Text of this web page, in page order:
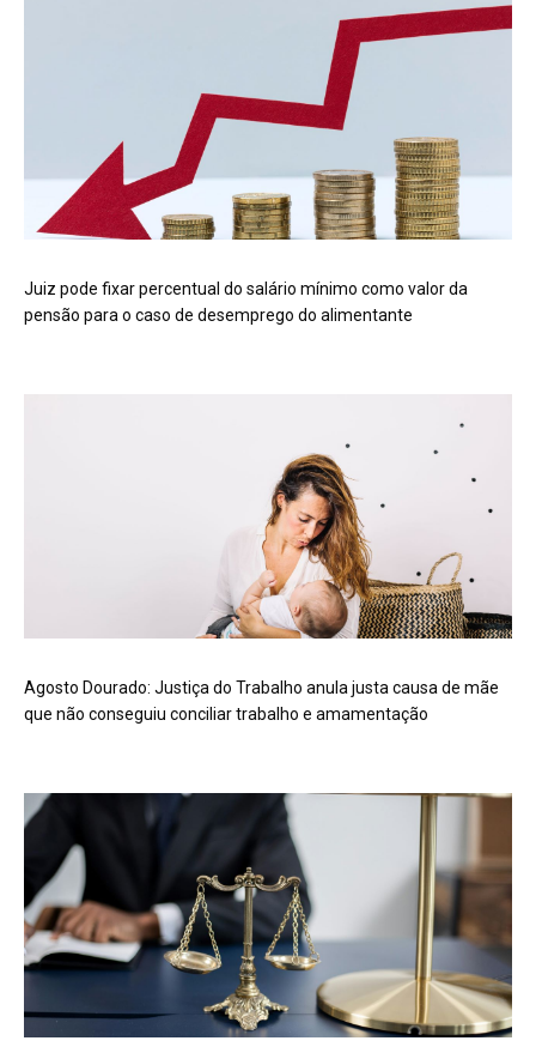
Juiz pode fixar percentual do salário mínimo como valor da
pensão para o caso de desemprego do alimentante
Agosto Dourado: Justiça do Trabalho anula justa causa de mãe
que não conseguiu conciliar trabalho e amamentação